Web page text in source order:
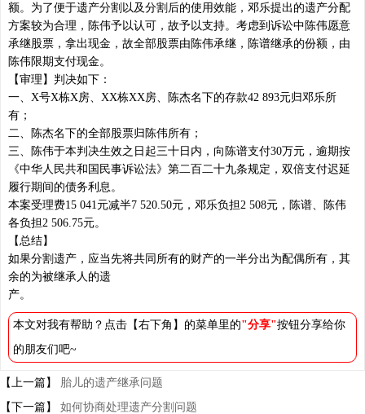
额。为了便于遗产分割以及分割后的使用效能，邓乐提出的遗产分配
方案较为合理，陈伟予以认可，故予以支持。考虑到诉讼中陈伟愿意
承继股票，拿出现金，故全部股票由陈伟承继，陈谱继承的份额，由
陈伟限期支付现金。
【审理】判决如下：
一、X号X栋X房、XX栋XX房、陈杰名下的存款42 893元归邓乐所
有；
二、陈杰名下的全部股票归陈伟所有；
三、陈伟于本判决生效之日起三十日内，向陈谱支付30万元，逾期按
《中华人民共和国民事诉讼法》第二百二十九条规定，双倍支付迟延
履行期间的债务利息。
本案受理费15 041元减半7 520.50元，邓乐负担2 508元，陈谱、陈伟
各负担2 506.75元。
【总结】
如果分割遗产，应当先将共同所有的财产的一半分出为配偶所有，其
余的为被继承人的遗
产。
本文对我有帮助？点击【右下角】的菜单里的"分享"按钮分享给你
的朋友们吧~
【上一篇】
胎儿的遗产继承问题
【下一篇】
如何协商处理遗产分割问题